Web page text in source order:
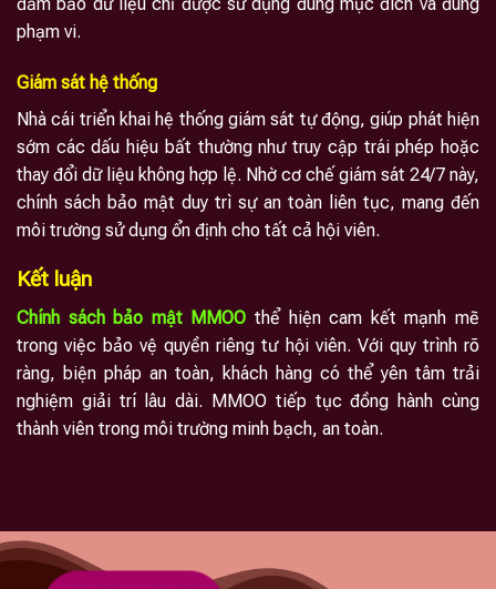
phạm vi.
Giám sát hệ thống
Nhà cái triển khai hệ thống giám sát tự động, giúp phát hiện
sớm các dấu hiệu bất thường như truy cập trái phép hoặc
thay đổi dữ liệu không hợp lệ. Nhờ cơ chế giám sát 24/7 này,
chính sách bảo mật duy trì sự an toàn liên tục, mang đến
môi trường sử dụng ổn định cho tất cả hội viên.
Kết luận
Chính sách bảo mật MMOO thể hiện cam kết mạnh mẽ
trong việc bảo vệ quyền riêng tư hội viên. Với quy trình rõ
ràng, biện pháp an toàn, khách hàng có thể yên tâm trải
nghiệm giải trí lâu dài. MMOO tiếp tục đồng hành cùng
thành viên trong môi trường minh bạch, an toàn.